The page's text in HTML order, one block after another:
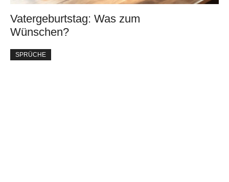
Vatergeburtstag: Was zum
Wünschen?
SPRÜCHE